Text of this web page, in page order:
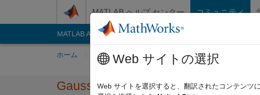
MATLAB ヘルプ センター コミュニティ
MATLAB Answers File Exchange
ホーム 質問する 回答 閲覧 MATLAB に関する
Gaussian quadrature with change
Web サイトの選択
Web サイトを選択すると、翻訳されたコンテンツ